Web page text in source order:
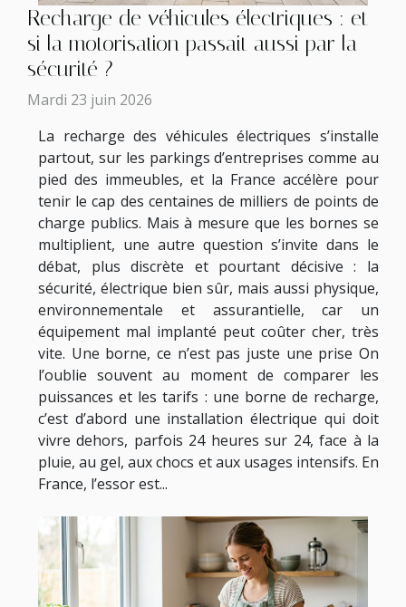
Recharge de véhicules électriques : et
si la motorisation passait aussi par la
sécurité ?
Mardi 23 juin 2026
La recharge des véhicules électriques s’installe
partout, sur les parkings d’entreprises comme au
pied des immeubles, et la France accélère pour
tenir le cap des centaines de milliers de points de
charge publics. Mais à mesure que les bornes se
multiplient, une autre question s’invite dans le
débat, plus discrète et pourtant décisive : la
sécurité, électrique bien sûr, mais aussi physique,
environnementale et assurantielle, car un
équipement mal implanté peut coûter cher, très
vite. Une borne, ce n’est pas juste une prise On
l’oublie souvent au moment de comparer les
puissances et les tarifs : une borne de recharge,
c’est d’abord une installation électrique qui doit
vivre dehors, parfois 24 heures sur 24, face à la
pluie, au gel, aux chocs et aux usages intensifs. En
France, l’essor est...